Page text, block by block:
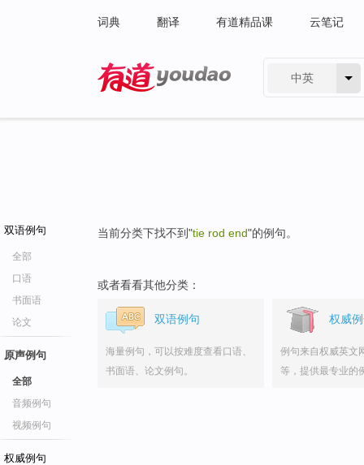
词典 翻译 有道精品课 云笔记
中英
双语例句
全部
口语
书面语
论文
原声例句
全部
音频例句
视频例句
权威例句
当前分类下找不到"tie rod end"的例句。
或者看看其他分类：
双语例句
海量例句，可以按难度查看口语、
书面语、论文例句。
权威
例句来自权威英文
等，提供最专业的